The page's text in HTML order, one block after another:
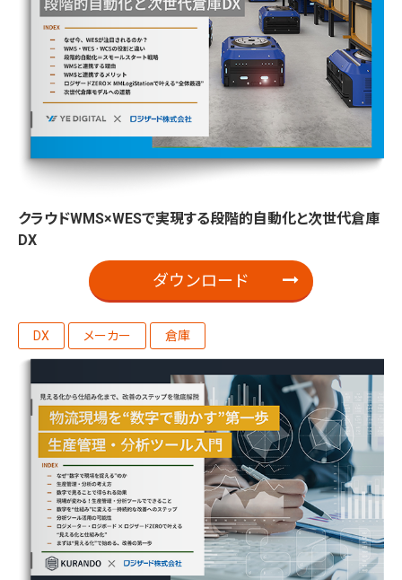
クラウドWMS×WESで実現する段階的自動化と次世代倉庫
DX
ダウンロード
DX メーカー 倉庫